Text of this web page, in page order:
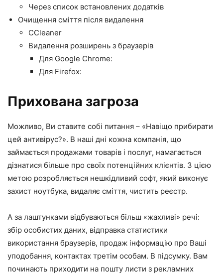
Через список встановлених додатків
Очищення сміття після видалення
CCleaner
Видалення розширень з браузерів
Для Google Chrome:
Для Firefox:
Прихована загроза
Можливо, Ви ставите собі питання – «Навіщо прибирати
цей антивірус?». В наші дні кожна компанія, що
займається продажами товарів і послуг, намагається
дізнатися більше про своїх потенційних клієнтів. З цією
метою розробляється нешкідливий софт, який виконує
захист ноутбука, видаляє сміття, чистить реєстр.
А за лаштунками відбуваються більш «жахливі» речі:
збір особистих даних, відправка статистики
використання браузерів, продаж інформацію про Ваші
уподобання, контактах третім особам. В підсумку. Вам
починають приходити на пошту листи з рекламних